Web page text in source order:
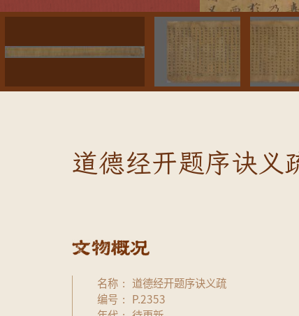
道德经开题序诀义
名称
道德经开题序诀义疏
编号
P.2353